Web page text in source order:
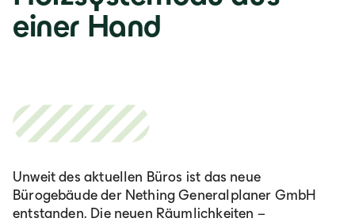
einer Hand
Unweit des aktuellen Büros ist das neue
Bürogebäude der Nething Generalplaner GmbH
entstanden. Die neuen Räumlichkeiten –